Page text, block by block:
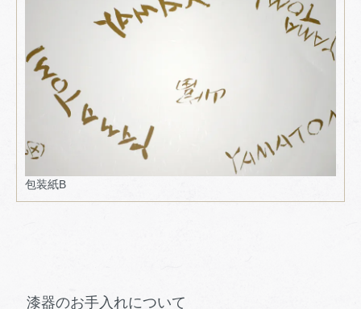
包装紙B
漆器のお手入れについて